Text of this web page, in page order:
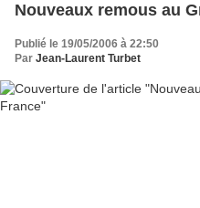
Nouveaux remous au
Publié le 19/05/2006 à 22:50
Par Jean-Laurent Turbet